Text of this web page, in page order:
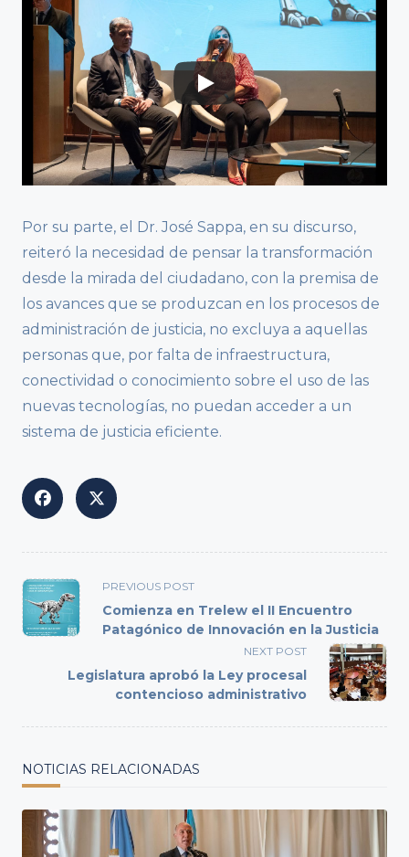
Por su parte, el Dr. José Sappa, en su discurso,
reiteró la necesidad de pensar la transformación
desde la mirada del ciudadano, con la premisa de
los avances que se produzcan en los procesos de
administración de justicia, no excluya a aquellas
personas que, por falta de infraestructura,
conectividad o conocimiento sobre el uso de las
nuevas tecnologías, no puedan acceder a un
sistema de justicia eficiente.
<span
class="nav-
subtitle
reader-
text">Page</span>
PREVIOUS POST
Comienza en Trelew el II Encuentro
Patagónico de Innovación en la Justicia
NEXT POST
Legislatura aprobó la Ley procesal
contencioso administrativo
NOTICIAS RELACIONADAS